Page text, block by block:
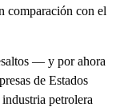
comparación con el
— y por ahora
de Estados
petrolera